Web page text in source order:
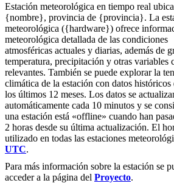
Estación meteorológica en tiempo real
{nombre}, provincia de {provincia}. La
meteorológica ({hardware}) ofrece
meteorológica detallada de las condiciones
atmosféricas actuales y diarias, además de
temperatura, precipitación y otras variables
relevantes. También se puede explorar la
climática de la estación con datos históricos
los últimos 12 meses. Los datos se
automáticamente cada 10 minutos y se
una estación está «offline» cuando han
2 horas desde su última actualización. El
utilizado en todas las estaciones
UTC.
Para más información sobre la estación se
acceder a la página del Proyecto.